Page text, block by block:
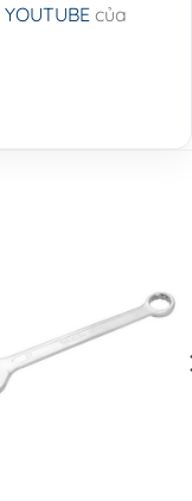
YOUTUBEcủa